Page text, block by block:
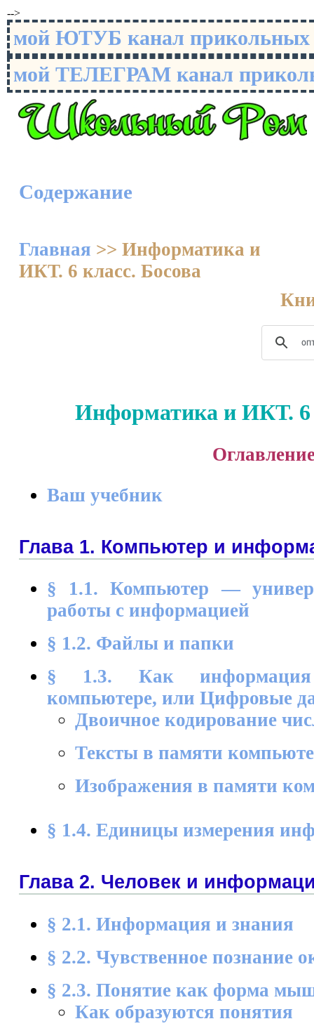
-->
мой ЮТУБ канал
мой ТЕЛЕГРАМ канал
Содержание
Главная >> Информатика и
ИКТ. 6 класс. Босова
Информатика и ИКТ. 6
Ваш учебник
Глава 1. Компьютер и
§ 1.1. Компьютер —
работы с информацией
§ 1.2. Файлы и папки
§ 1.3. Как информация
компьютере, или Цифровые
Двоичное кодирование
Тексты в памяти
Изображения в памяти
§ 1.4. Единицы измерения
Глава 2. Человек и
§ 2.1. Информация и знания
§ 2.2. Чувственное познание
§ 2.3. Понятие как форма
Как образуются понятия